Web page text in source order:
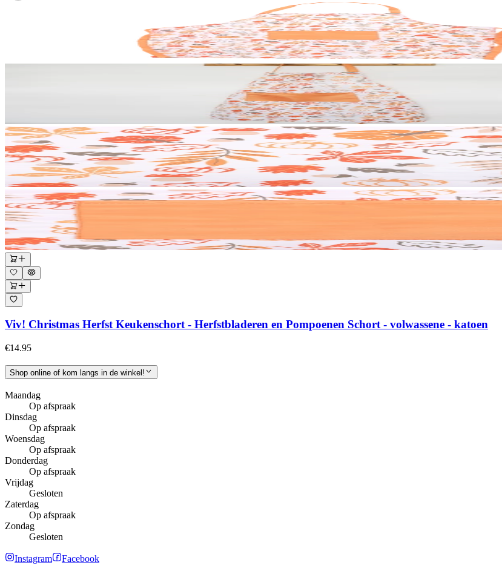
Viv! Christmas Herfst Keukenschort - Herfstbladeren en Pompoenen Schort - volwassene - katoen
€14.95
Shop online of kom langs in de winkel!
Maandag
Op afspraak
Dinsdag
Op afspraak
Woensdag
Op afspraak
Donderdag
Op afspraak
Vrijdag
Gesloten
Zaterdag
Op afspraak
Zondag
Gesloten
Instagram Facebook